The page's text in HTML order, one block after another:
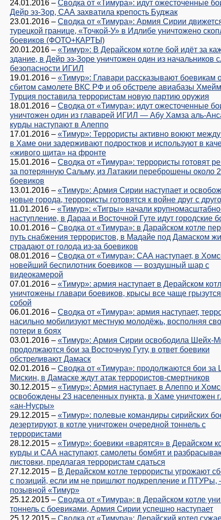
24.01.2016 – Сводка от «Тимура»: идут ожесточенные
Дейр эз-Зор, САА захватила крепость Буджак
23.01.2016 – Сводка от «Тимура»: Армия Сирии
турецкой границе, «Точкой-У» в Идлибе уничтожено
боевиков (ФОТО+КАРТЫ)
20.01.2016 – «Тимур»: В Дерайском котле бой идёт за
здание, в Дейр эз-Зоре уничтожен один из начальников
безопасности ИГИЛ
19.01.2016 – «Тимур»: Главари рассказывают боевикам
сбитом самолете ВКС РФ и об обстреле авиабазы
Турция поставила террористам новую партию оружия
18.01.2016 – Сводка от «Тимура»: идут ожесточенные
уничтожен один из главарей ИГИЛ — Абу Хамза аль-
курды наступают в Алеппо
17.01.2016 – «Тимур»: Террористы активно воюют
в Хаме они задерживают подростков и используют в
«живого щита» на фронте
15.01.2016 – Сводка от «Тимура»: террористы готовят
за потерянную Сальму, из Латакии переброшены около
боевиков
13.01.2016 – «Тимур»: Армия Сирии наступает и
новые города, террористы готовятся к войне друг с
11.01.2016 – «Тимур»: «Тигры» начали
наступление, в Дараа и Восточной Гуте идут городские
10.01.2016 – Сводка от «Тимура»: в Дарайском котле
путь снабжения террористов, в Мадайе под Дамаском
страдают от голода из-за боевиков
08.01.2016 – Сводка от «Тимура»: САА наступает, в
новейший беспилотник боевиков — воздушный шар с
видеокамерой
07.01.2016 – «Тимур»: армия наступает в Дерайском
уничтожены главари боевиков, крысы все чаще
собой
06.01.2016 – Сводка от «Тимура»: армия наступает,
насильно мобилизуют местную молодёжь, восполняя
потери в боях
03.01.2016 – «Тимур»: Армия Сирии освободила Шейх-
продолжаются бои за Восточную Гуту, в ответ боевики
обстреливают Дамаск
02.01.2016 – Сводка от «Тимура»: продолжаются бои за
Мискин, в Дамаске ждут атак террористов-смертников
30.12.2015 – «Тимур»: Армия наступает, в Алеппо и
освобождены 23 населенных пункта, в Хаме уничтожен
«ан-Нусры»
29.12.2015 – «Тимур»: полевые командиры сирийских
дезертируют, в котле уничтожен очередной тоннель с
террористами
28.12.2015 – «Тимур»: боевики «варятся» в Дерайском
курды и САА наступают, самолеты бомбят и
листовки, предлагая террористам сдаться
27.12.2015 – В Дерайском котле террористы угрожают
с позиций, если им не пришлют подкрепление и
позывной «Тимур»
25.12.2015 – Сводка от «Тимура»: в Дерайском котле
тоннель с боевиками, Армия Сирии успешно наступает
25.12.2015 – Сводка от «Тимура»: Дерайский котел